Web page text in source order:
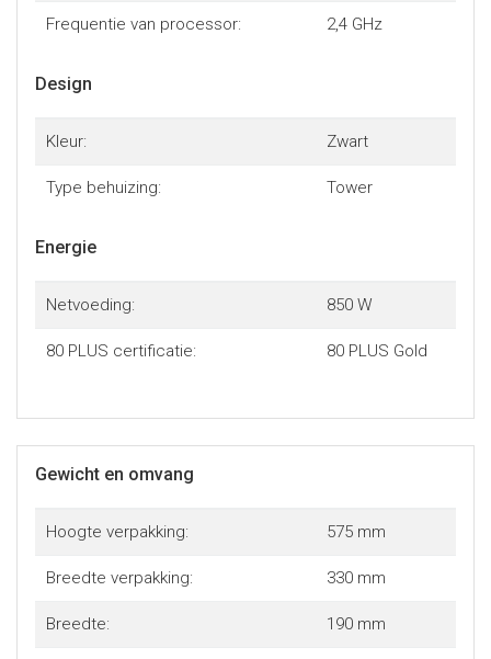
Frequentie van processor: 2,4 GHz
Design
Kleur: Zwart
Type behuizing: Tower
Energie
Netvoeding: 850 W
80 PLUS certificatie: 80 PLUS Gold
Gewicht en omvang
Hoogte verpakking: 575 mm
Breedte verpakking: 330 mm
Breedte: 190 mm